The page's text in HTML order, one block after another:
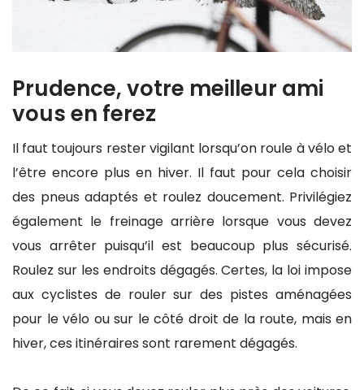
Prudence, votre meilleur ami
vous en ferez
Il faut toujours rester vigilant lorsqu’on roule à vélo et
l’être encore plus en hiver. Il faut pour cela choisir
des pneus adaptés et roulez doucement. Privilégiez
également le freinage arrière lorsque vous devez
vous arrêter puisqu’il est beaucoup plus sécurisé.
Roulez sur les endroits dégagés. Certes, la loi impose
aux cyclistes de rouler sur des pistes aménagées
pour le vélo ou sur le côté droit de la route, mais en
hiver, ces itinéraires sont rarement dégagés.